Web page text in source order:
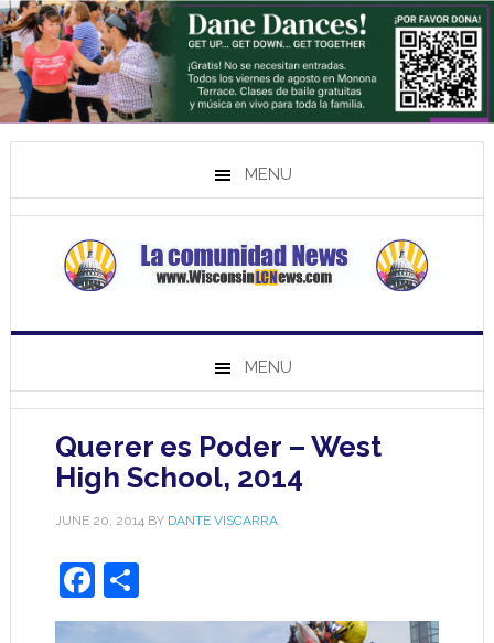
MENU
MENU
Querer es Poder – West
High School, 2014
JUNE 20, 2014BY DANTE VISCARRA
Facebook
Share